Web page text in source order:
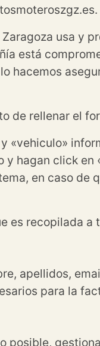
usa y
está
hacemos
de rellenar el
«vehiculo»
hagan click en
en caso de
es recopilada a
apellidos,
para la
posible,